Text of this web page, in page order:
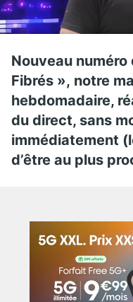
Nouveau
Fibrés », notre
hebdomadaire,
du direct, sans
immédiatement
d’être au plus